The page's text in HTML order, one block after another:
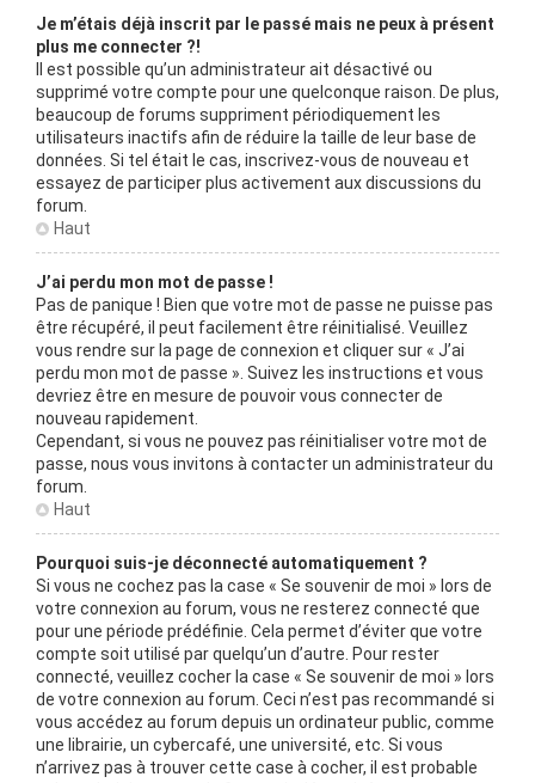
Je m’étais déjà inscrit par le passé mais ne peux à présent
plus me connecter ?!
Il est possible qu’un administrateur ait désactivé ou
supprimé votre compte pour une quelconque raison. De plus,
beaucoup de forums suppriment périodiquement les
utilisateurs inactifs afin de réduire la taille de leur base de
données. Si tel était le cas, inscrivez-vous de nouveau et
essayez de participer plus activement aux discussions du
forum.
Haut
J’ai perdu mon mot de passe !
Pas de panique ! Bien que votre mot de passe ne puisse pas
être récupéré, il peut facilement être réinitialisé. Veuillez
vous rendre sur la page de connexion et cliquer sur « J’ai
perdu mon mot de passe ». Suivez les instructions et vous
devriez être en mesure de pouvoir vous connecter de
nouveau rapidement.
Cependant, si vous ne pouvez pas réinitialiser votre mot de
passe, nous vous invitons à contacter un administrateur du
forum.
Haut
Pourquoi suis-je déconnecté automatiquement ?
Si vous ne cochez pas la case « Se souvenir de moi » lors de
votre connexion au forum, vous ne resterez connecté que
pour une période prédéfinie. Cela permet d’éviter que votre
compte soit utilisé par quelqu’un d’autre. Pour rester
connecté, veuillez cocher la case « Se souvenir de moi » lors
de votre connexion au forum. Ceci n’est pas recommandé si
vous accédez au forum depuis un ordinateur public, comme
une librairie, un cybercafé, une université, etc. Si vous
n’arrivez pas à trouver cette case à cocher, il est probable